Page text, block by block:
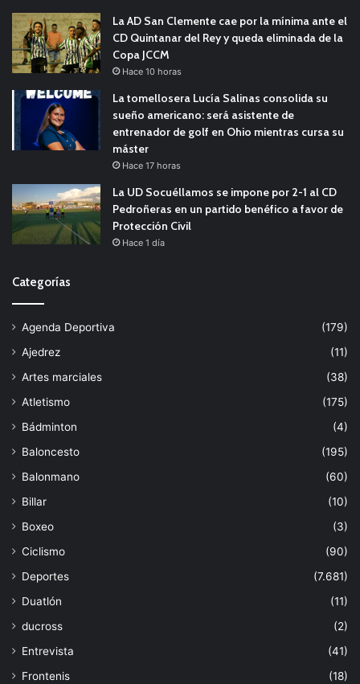
La AD San Clemente cae por la mínima ante el
CD Quintanar del Rey y queda eliminada de la
Copa JCCM
Hace 10 horas
La tomellosera Lucía Salinas consolida su
sueño americano: será asistente de
entrenador de golf en Ohio mientras cursa su
máster
Hace 17 horas
La UD Socuéllamos se impone por 2-1 al CD
Pedroñeras en un partido benéfico a favor de
Protección Civil
Hace 1 día
Categorías
Agenda Deportiva
(179)
Ajedrez
(11)
Artes marciales
(38)
Atletismo
(175)
Bádminton
(4)
Baloncesto
(195)
Balonmano
(60)
Billar
(10)
Boxeo
(3)
Ciclismo
(90)
Deportes
(7.681)
Duatlón
(11)
ducross
(2)
Entrevista
(41)
Frontenis
(18)